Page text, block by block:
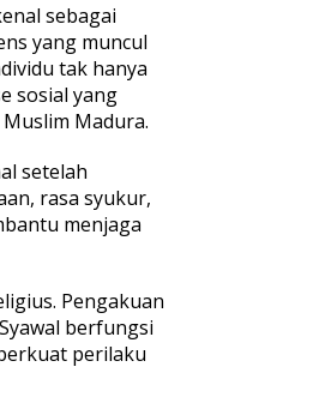
sebagai
yang muncul
tak hanya
sosial yang
Madura.
setelah
rasa syukur,
menjaga
Pengakuan
berfungsi
perilaku